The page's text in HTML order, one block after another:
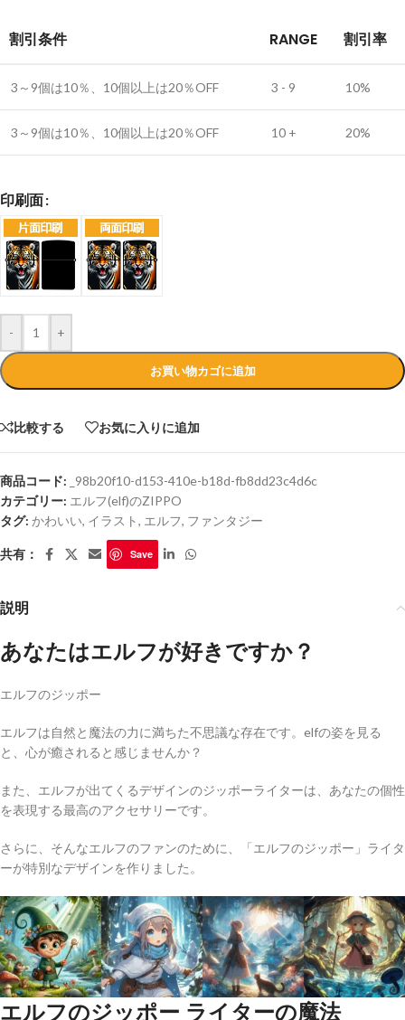
割引条件 RANGE 割引率
3～9個は10％、10個以上は20％OFF 3 - 9 10%
3～9個は10％、10個以上は20％OFF 10 + 20%
印刷面
- +
お買い物カゴに追加
比較する お気に入りに追加
商品コード:
_98b20f10-d153-410e-b18d-fb8dd23c4d6c
カテゴリー: エルフ(elf)のZIPPO
タグ: かわいい, イラスト, エルフ, ファンタジー
共有： Save
説明
あなたはエルフが好きですか？
エルフのジッポー
エルフは自然と魔法の力に満ちた不思議な存在です。elfの姿を見る
と、心が癒されると感じませんか？
また、エルフが出てくるデザインのジッポーライターは、あなたの個性
を表現する最高のアクセサリーです。
さらに、そんなエルフのファンのために、「エルフのジッポー」ライタ
ーが特別なデザインを作りました。
エルフのジッポー ライターの魔法